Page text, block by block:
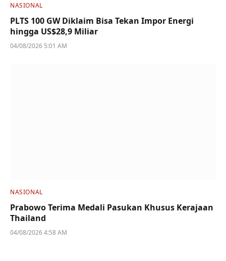
NASIONAL
PLTS 100 GW Diklaim Bisa Tekan Impor Energi
hingga US$28,9 Miliar
04/08/2026 5:01 AM
NASIONAL
Prabowo Terima Medali Pasukan Khusus Kerajaan
Thailand
04/08/2026 4:58 AM